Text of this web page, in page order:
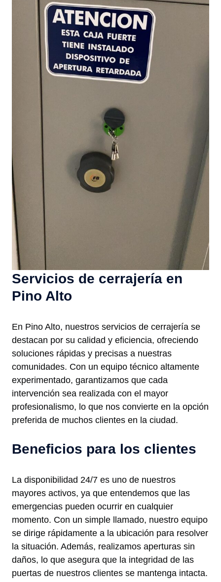
Servicios de cerrajería en
Pino Alto
En Pino Alto, nuestros servicios de cerrajería se
destacan por su calidad y eficiencia, ofreciendo
soluciones rápidas y precisas a nuestras
comunidades. Con un equipo técnico altamente
experimentado, garantizamos que cada
intervención sea realizada con el mayor
profesionalismo, lo que nos convierte en la opción
preferida de muchos clientes en la ciudad.
Beneficios para los clientes
La disponibilidad 24/7 es uno de nuestros
mayores activos, ya que entendemos que las
emergencias pueden ocurrir en cualquier
momento. Con un simple llamado, nuestro equipo
se dirige rápidamente a la ubicación para resolver
la situación. Además, realizamos aperturas sin
daños, lo que asegura que la integridad de las
puertas de nuestros clientes se mantenga intacta.